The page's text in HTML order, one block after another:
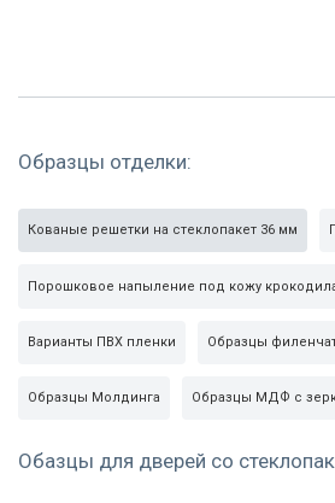
Образцы отделки:
Кованые решетки на стеклопакет 36 мм
Порошковое напыление под кожу
Варианты ПВХ пленки Образцы
Образцы Молдинга Образцы МДФ с
Обазцы для дверей со